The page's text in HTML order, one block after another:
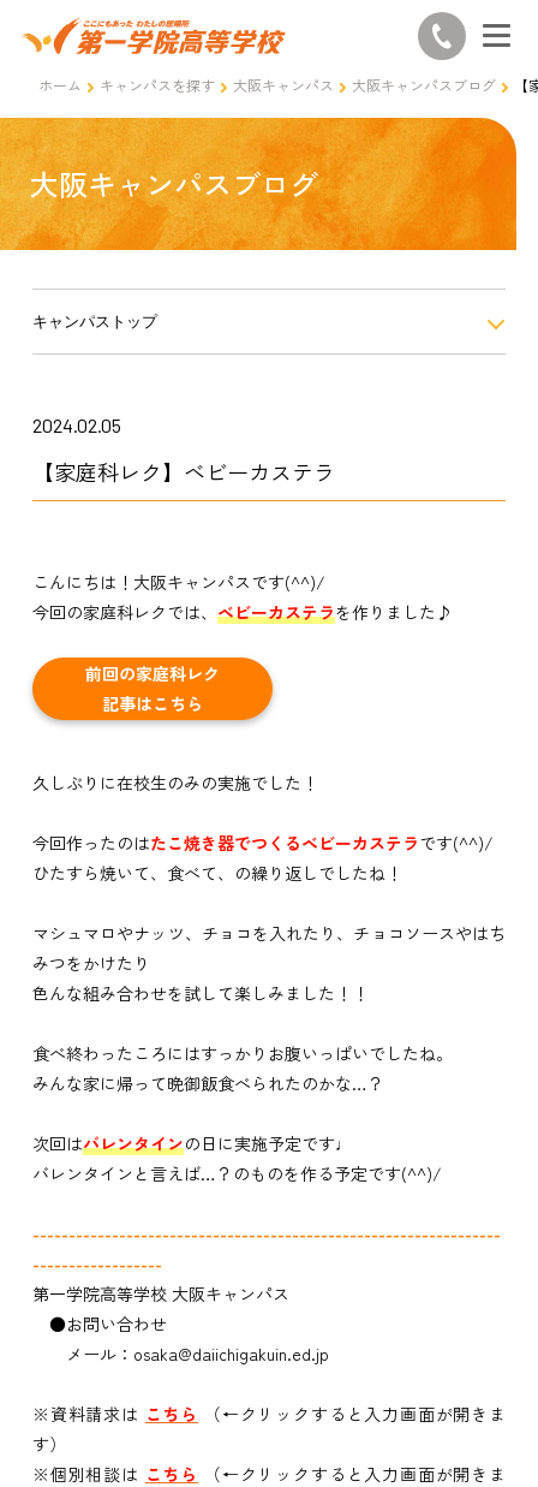
ホーム キャンパスを探す 大阪キャンパス 大阪キャンパスブログ
大阪キャンパスブログ
キャンパストップ
2024.02.05
【家庭科レク】ベビーカステラ
こんにちは！大阪キャンパスです(^^)/
今回の家庭科レクでは、 ベビーカステラを作りました♪
前回の家庭科レク
記事はこちら
久しぶりに在校生のみの実施でした！
今回作ったのはたこ焼き器でつくるベビーカステラ です(^^)/
ひたすら焼いて、食べて、の繰り返しでしたね！
マシュマロやナッツ、チョコを入れたり、チョコソースやはち
みつをかけたり
色んな組み合わせを試して楽しみました！！
食べ終わったころにはすっかりお腹いっぱいでしたね。
みんな家に帰って晩御飯食べられたのかな…？
次回はバレンタインの日に実施予定です♩
バレンタインと言えば…？のものを作る予定です(^^)/
-----------------------------------------------------------------
------------------
第一学院高等学校 大阪キャンパス
●お問い合わせ
メール：osaka@daiichigakuin.ed.jp
※資料請求は こちら
（←クリックすると入力画面が開きま
す）
※個別相談は こちら
（←クリックすると入力画面が開きま